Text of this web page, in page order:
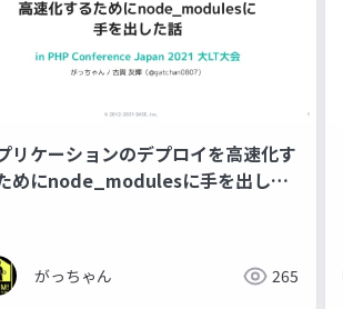
リケーションのデプロイを高速化す
めにnode_modulesに手を出した
がっちゃん 265